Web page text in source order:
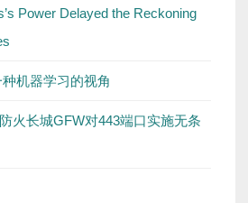
Power Delayed the Reckoning
机器学习的视角
火长城GFW对443端口实施无条